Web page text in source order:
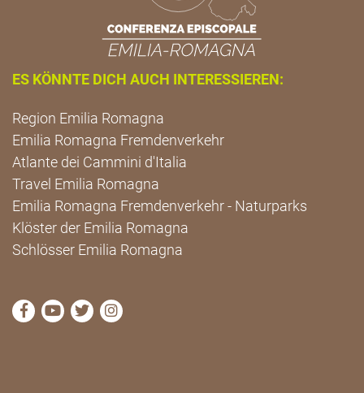
ES KÖNNTE DICH AUCH INTERESSIEREN:
Region Emilia Romagna
Emilia Romagna Fremdenverkehr
Atlante dei Cammini d'Italia
Travel Emilia Romagna
Emilia Romagna Fremdenverkehr - Naturparks
Klöster der Emilia Romagna
Schlösser Emilia Romagna
die Seite Facebook von Cammini Emilia-Romagna
die Seite YouTube von Cammini Emilia-
die Seite Twitter von Cammini Emilia-
die Seite Instagram von Cammini